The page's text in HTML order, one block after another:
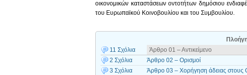
οικονομικών καταστάσεων οντοτήτων δημόσιου
του Ευρωπαϊκού Κοινοβουλίου και του Συμβουλίου.
11 Σχόλια
Άρθρο 01 – Αντικείμενο
2 Σχόλια
Άρθρο 02 – Ορισμοί
3 Σχόλια
Άρθρο 03 – Χορήγηση άδειας στους